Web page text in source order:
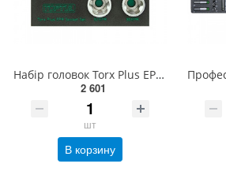
Набір головок Torx Plus EPR 1/4"&amp;3/8"&amp;1/2" 6EPR-32EPR 16ед. TOPTUL GABF1601
2 601
шт
В корзину